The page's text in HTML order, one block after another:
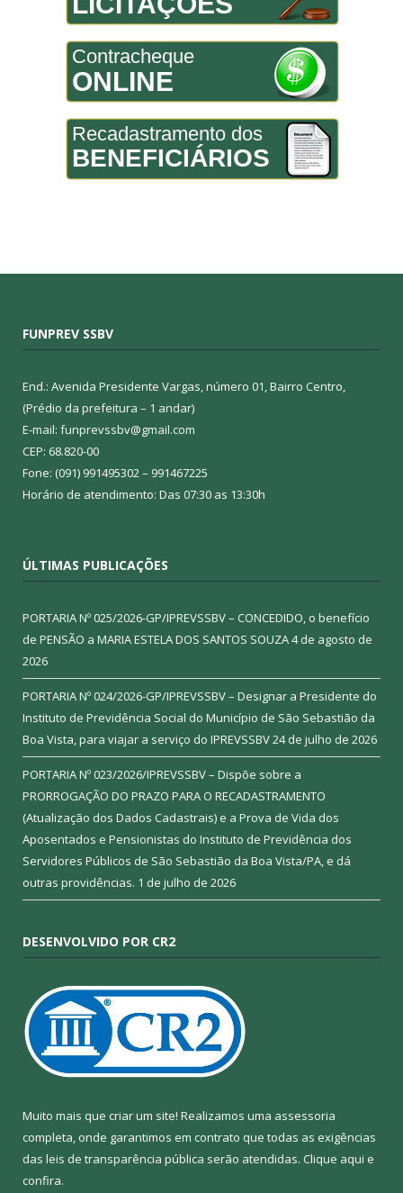
Contracheque
ONLINE
Recadastramento dos
BENEFICIÁRIOS
FUNPREV SSBV
End.: Avenida Presidente Vargas, número 01, Bairro Centro,
(Prédio da prefeitura – 1 andar)
E-mail: funprevssbv@gmail.com
CEP: 68.820-00
Fone: (091) 991495302 – 991467225
Horário de atendimento: Das 07:30 as 13:30h
ÚLTIMAS PUBLICAÇÕES
PORTARIA Nº 025/2026-GP/IPREVSSBV – CONCEDIDO, o benefício
de PENSÃO a MARIA ESTELA DOS SANTOS SOUZA4 de agosto de
2026
PORTARIA Nº 024/2026-GP/IPREVSSBV – Designar a Presidente do
Instituto de Previdência Social do Município de São Sebastião da
Boa Vista, para viajar a serviço do IPREVSSBV24 de julho de 2026
PORTARIA Nº 023/2026/IPREVSSBV – Dispõe sobre a
PRORROGAÇÃO DO PRAZO PARA O RECADASTRAMENTO
(Atualização dos Dados Cadastrais) e a Prova de Vida dos
Aposentados e Pensionistas do Instituto de Previdência dos
Servidores Públicos de São Sebastião da Boa Vista/PA, e dá
outras providências. 1 de julho de 2026
DESENVOLVIDO POR CR2
Muito mais que criar um site! Realizamos uma assessoria
completa, onde garantimos em contrato que todas as exigências
das leis de transparência pública serão atendidas. Clique aqui e
confira.